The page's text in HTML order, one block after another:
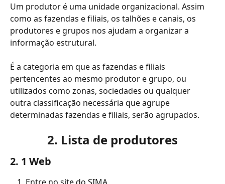
Um produtor é uma unidade organizacional. Assim
como as fazendas e filiais, os talhões e canais, os
produtores e grupos nos ajudam a organizar a
informação estrutural.
É a categoria em que as fazendas e filiais
pertencentes ao mesmo produtor e grupo, ou
utilizados como zonas, sociedades ou qualquer
outra classificação necessária que agrupe
determinadas fazendas e filiais, serão agrupados.
2. Lista de produtores
2. 1 Web